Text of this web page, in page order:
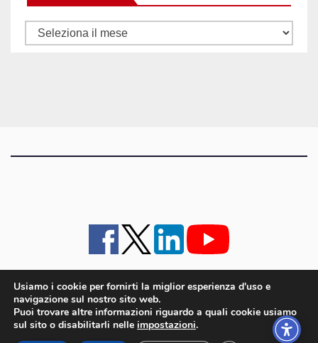
Tutti
iMagazine · contatti e staff · lavora con noi
Cookie policy UE
iMagazine è un marchio di proprietà di Goliardica Editrice redazione in via Aquileia 64a,
Usiamo i cookie per fornirti la miglior esperienza d'uso e
navigazione sul nostro sito web.
Puoi trovare altre informazioni riguardo a quali cookie usiamo
sul sito o disabilitarli nelle impostazioni.